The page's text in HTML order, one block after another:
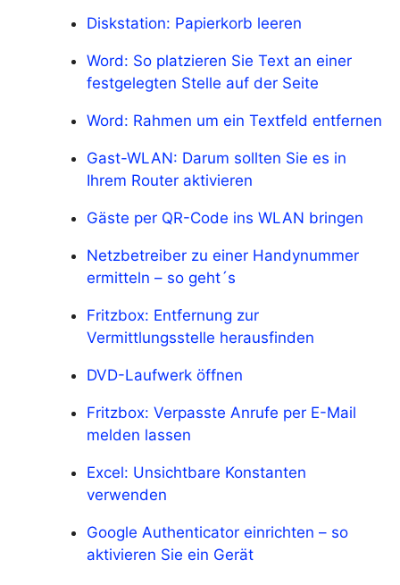
Diskstation: Papierkorb leeren
Word: So platzieren Sie Text an einer
festgelegten Stelle auf der Seite
Word: Rahmen um ein Textfeld entfernen
Gast-WLAN: Darum sollten Sie es in
Ihrem Router aktivieren
Gäste per QR-Code ins WLAN bringen
Netzbetreiber zu einer Handynummer
ermitteln – so geht´s
Fritzbox: Entfernung zur
Vermittlungsstelle herausfinden
DVD-Laufwerk öffnen
Fritzbox: Verpasste Anrufe per E-Mail
melden lassen
Excel: Unsichtbare Konstanten
verwenden
Google Authenticator einrichten – so
aktivieren Sie ein Gerät